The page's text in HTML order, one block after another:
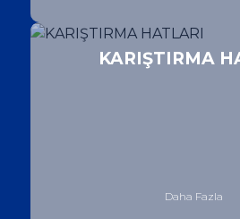
KARIŞTIRMA
Daha Fazla